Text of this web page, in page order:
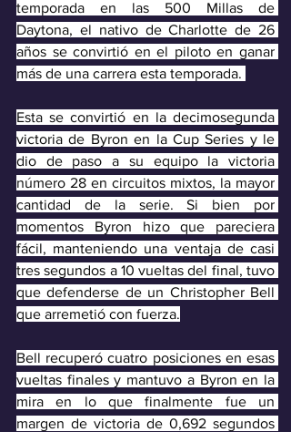
temporada en las 500 Millas de
Daytona, el nativo de Charlotte de 26
años se convirtió en el piloto en ganar
más de una carrera esta temporada.
Esta se convirtió en la decimosegunda
victoria de Byron en la Cup Series y le
dio de paso a su equipo la victoria
número 28 en circuitos mixtos, la mayor
cantidad de la serie. Si bien por
momentos Byron hizo que pareciera
fácil, manteniendo una ventaja de casi
tres segundos a 10 vueltas del final, tuvo
que defenderse de un Christopher Bell
que arremetió con fuerza.
Bell recuperó cuatro posiciones en esas
vueltas finales y mantuvo a Byron en la
mira en lo que finalmente fue un
margen de victoria de 0,692 segundos